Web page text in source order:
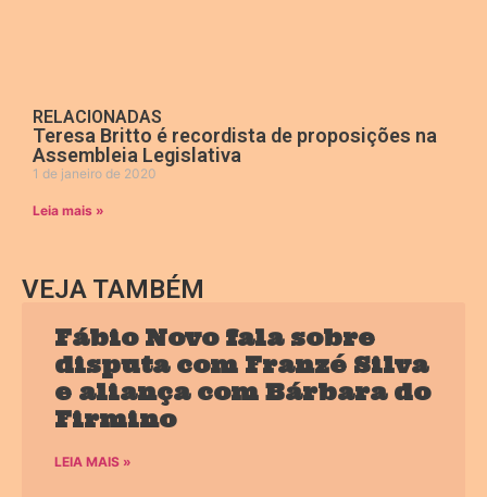
RELACIONADAS
Teresa Britto é recordista de proposições na
Assembleia Legislativa
1 de janeiro de 2020
Leia mais »
VEJA TAMBÉM
Fábio Novo fala sobre
disputa com Franzé Silva
e aliança com Bárbara do
Firmino
LEIA MAIS »